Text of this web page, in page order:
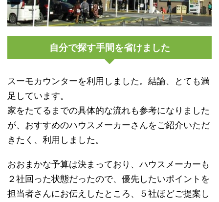
自分で探す手間を省けました
スーモカウンターを利用しました。結論、とても満
足しています。
家をたてるまでの具体的な流れも参考になりました
が、おすすめのハウスメーカーさんをご紹介いただ
きたく、利用しました。
おおまかな予算は決まっており、ハウスメーカーも
２社回った状態だったので、優先したいポイントを
担当者さんにお伝えしたところ、５社ほどご提案し